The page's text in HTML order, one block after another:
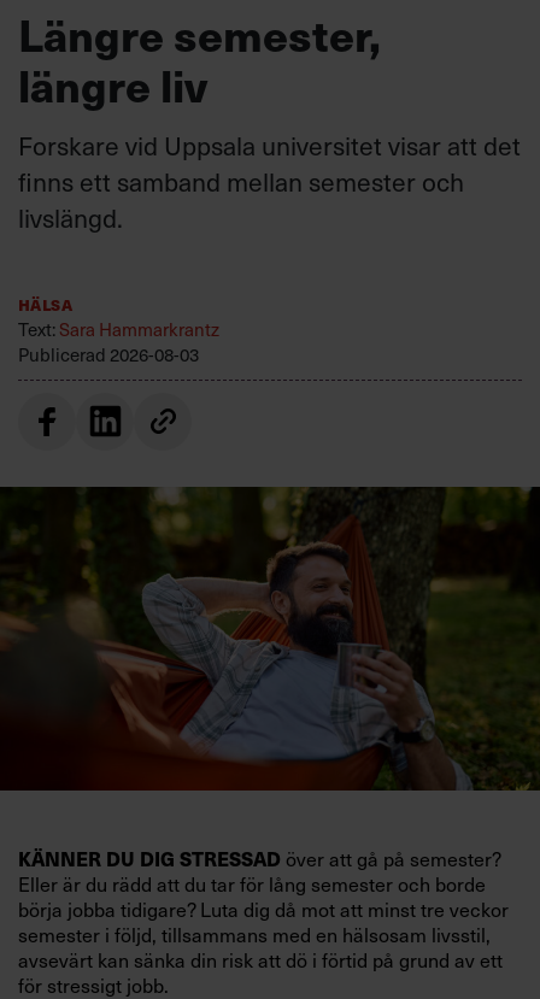
Längre semester,
längre liv
Forskare vid Uppsala universitet visar att det
finns ett samband mellan semester och
livslängd.
Hälsa
Text: Sara Hammarkrantz
Publicerad 2026-08-03
KÄNNER DU DIG STRESSAD över att gå på semester?
Eller är du rädd att du tar för lång semester och borde
börja jobba tidigare? Luta dig då mot att minst tre veckor
semester i följd, tillsammans med en hälsosam livsstil,
avsevärt kan sänka din risk att dö i förtid på grund av ett
för stressigt jobb.